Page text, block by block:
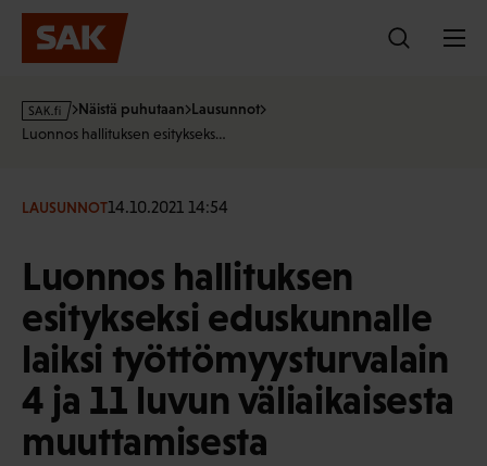
Hyppää
sisältöön
s
a
f
Näistä puhutaan Lausunnot
Luonnos hallituksen esitykseks…
LAUSUNNOT14.10.2021 14:54
Luonnos hallituksen
esitykseksi eduskunnalle
laiksi työttömyysturvalain
4 ja 11 luvun väliaikaisesta
muuttamisesta